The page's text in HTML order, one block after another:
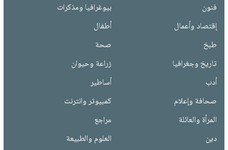
فنون
بيوغرافيا ومذكرات
إقتصاد وأعمال
أطفال
طبخ
صحة
تاريخ وجغرافيا
زراعة وحيوان
أدب
أساطير
صحافة وإعلام
كمبيوتر وانترنت
المرأة والعائلة
مراجع
دين
العلوم والطبيعة